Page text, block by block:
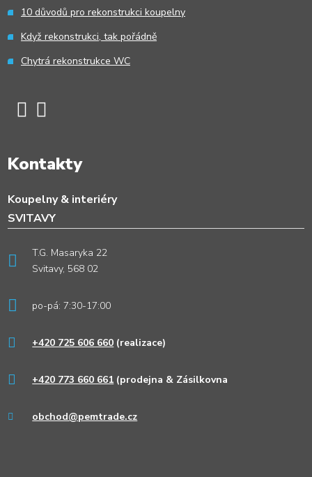
10 důvodů pro rekonstrukci koupelny
Když rekonstrukci, tak pořádně
Chytrá rekonstrukce WC
Kontakty
Koupelny & interiéry
SVITAVY
T.G. Masaryka 22
Svitavy, 568 02
po-pá: 7:30-17:00
+420 725 606 660 (realizace)
+420 773 660 661 (prodejna & Zásilkovna
obchod@pemtrade.cz